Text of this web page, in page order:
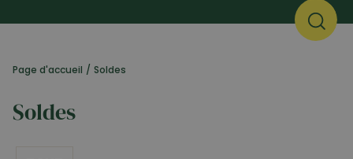
Page d'accueil / Soldes
Soldes